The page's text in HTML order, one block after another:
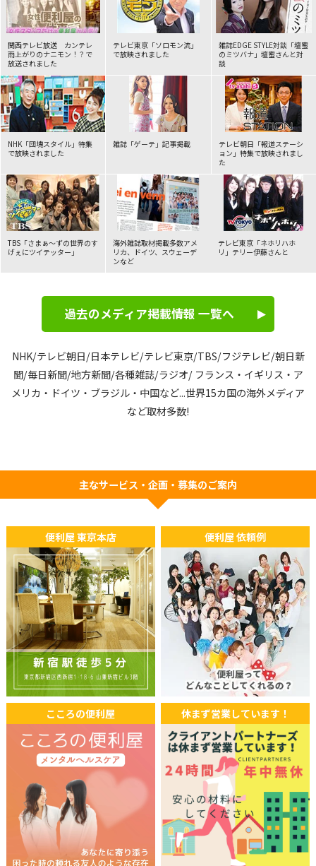
2026年06月04日
TV
NEW!
読売テレビ「かんさい情報ネットten. アナタの味方！
お役に立ちます！」にて放送されました。
2026年05月27日
ラジオ
KBS京都ラジオ「笑福亭晃瓶のほっかほかラジオ」にてクライ
アントパートナーズのレンタルお母さんが紹介されました。
2026年05月19日
TV
フジテレビ『ノンストップ！』にて、「感謝代行」が紹介され
ました。
2026年05月08日
TV
イタリアの国営放送にて「OK Obaachan (OKおばあちゃん)」
デンマークの新聞『Weekendavisen』にて、「OKおばあちゃ
ん」に関する取材記事が掲載されました。
2026年01月11日
タイ王国公共放送 Thai PBS『Do Hiru』にて「OK Obaachan
(OKおばあちゃん)」が特集されました。
2025年12月09日
ラジオ
ラジオ関西 『Clip(クリップ)』にてOKおばあちゃんが紹介され
ました。
2025年10月15日
ラジオ
FM大阪「赤maru」にてクライアントパートナーズのサービス
が紹介されました。
2025年08月18日
エフエムラジオ番組「レコレール 」にてクライアントパートナ
ーズの代行サービスが紹介されました。
関西テレビ放送 カンテレ
雨上がりのナニモン！？で
放送されました
テレビ東京「ソロモン流」
で放映されました
雑誌EDGE STYLE対談 「壇蜜
のミツバナ」壇蜜さんと対
談
NHK「団塊スタイル」特集
で放映されました
雑誌「ゲーテ」記事掲載
テレビ朝日「報道ステーシ
ョン」 特集で放映されまし
た
TBS「さまぁ～ずの世界のす
げぇにツイテッター」
海外雑誌取材掲載多数アメ
リカ、 ドイツ、スウェーデ
ンなど
テレビ東京「ネホリハホ
リ」 テリー伊藤さんと
過去のメディア掲載情報 一覧へ
NHK/テレビ朝日/日本テレビ/テレビ東京/TBS/フジテレビ/朝日新
聞/毎日新聞/地方新聞/各種雑誌/ラジオ/ フランス・イギリス・ア
メリカ・ドイツ・ブラジル・中国など...世界15カ国の海外メディア
など取材多数!
主なサービス・企画・募集のご案内
便利屋 東京本店 便利屋 依頼例
こころの便利屋 休まず営業しています！